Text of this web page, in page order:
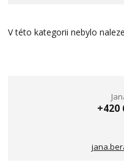
V této kategorii nebylo
+420